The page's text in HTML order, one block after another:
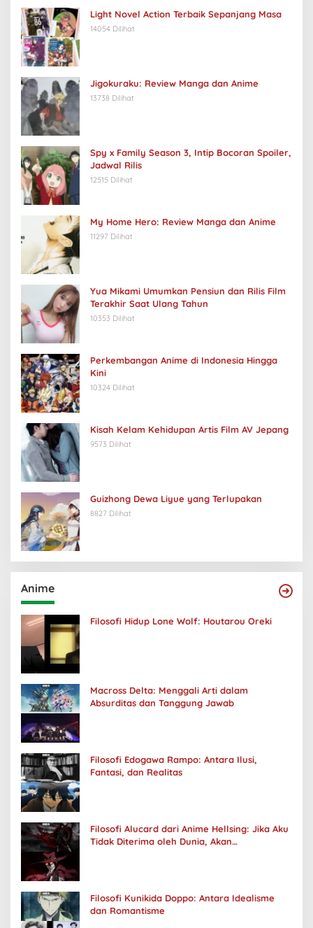
Light Novel Action Terbaik Sepanjang Masa
14054 Dilihat
Jigokuraku: Review Manga dan Anime
13738 Dilihat
Spy x Family Season 3, Intip Bocoran Spoiler,
Jadwal Rilis
12515 Dilihat
My Home Hero: Review Manga dan Anime
11297 Dilihat
Yua Mikami Umumkan Pensiun dan Rilis Film
Terakhir Saat Ulang Tahun
10353 Dilihat
Perkembangan Anime di Indonesia Hingga
Kini
10324 Dilihat
Kisah Kelam Kehidupan Artis Film AV Jepang
9573 Dilihat
Guizhong Dewa Liyue yang Terlupakan
8827 Dilihat
Anime
Filosofi Hidup Lone Wolf: Houtarou Oreki
Macross Delta: Menggali Arti dalam
Absurditas dan Tanggung Jawab
Filosofi Edogawa Rampo: Antara Ilusi,
Fantasi, dan Realitas
Filosofi Alucard dari Anime Hellsing: Jika Aku
Tidak Diterima oleh Dunia, Akan
Filosofi Kunikida Doppo: Antara Idealisme
dan Romantisme